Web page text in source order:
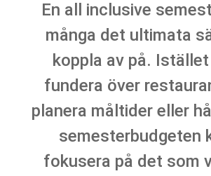
En all inclusive
många det ultimata
koppla av på.
fundera över
planera måltider eller
semesterbudgeten
fokusera på det som